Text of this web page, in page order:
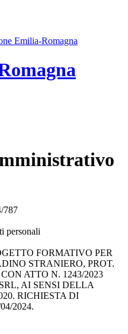
787
personali
FORMATIVO PER
STRANIERO, PROT.
ATTO N. 1243/2023
AI SENSI DELLA
RICHIESTA DI
2024.